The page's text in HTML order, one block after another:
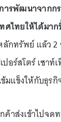
ารพัฒนาจาก
ศไทยให้ได้มา
กทรัพย์ แล้ว
อร์สโตร์ เซา
มแข็งให้กับธุร
าส่งเข้าไปจด